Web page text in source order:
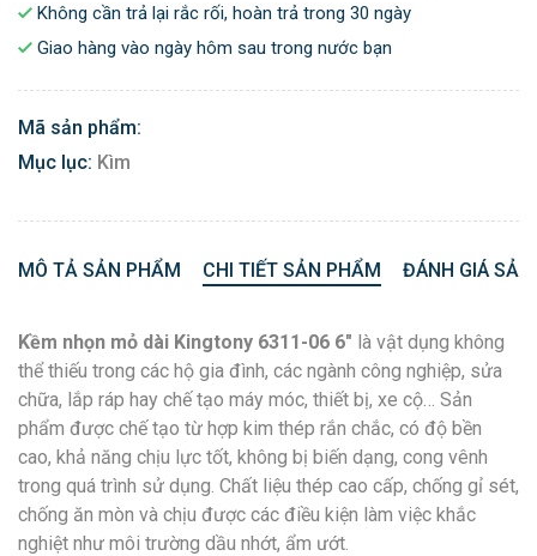
Không cần trả lại rắc rối, hoàn trả trong 30 ngày
Giao hàng vào ngày hôm sau trong nước bạn
Mã sản phẩm:
Mục lục: Kìm
MÔ TẢ SẢN PHẨM CHI TIẾT SẢN PHẨM ĐÁNH GIÁ
Kềm nhọn mỏ dài Kingtony 6311-06 6″ là vật dụng không
thể thiếu trong các hộ gia đình, các ngành công nghiệp, sửa
chữa, lắp ráp hay chế tạo máy móc, thiết bị, xe cộ… Sản
phẩm được chế tạo từ hợp kim thép rắn chắc, có độ bền
cao, khả năng chịu lực tốt, không bị biến dạng, cong vênh
trong quá trình sử dụng. Chất liệu thép cao cấp, chống gỉ sét,
chống ăn mòn và chịu được các điều kiện làm việc khắc
nghiệt như môi trường dầu nhớt, ẩm ướt.